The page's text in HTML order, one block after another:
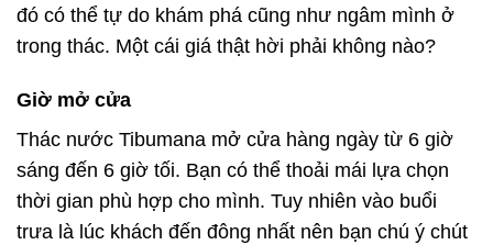
đó có thể tự do khám phá cũng như ngâm mình ở
trong thác. Một cái giá thật hời phải không nào?
Giờ mở cửa
Thác nước Tibumana mở cửa hàng ngày từ 6 giờ
sáng đến 6 giờ tối. Bạn có thể thoải mái lựa chọn
thời gian phù hợp cho mình. Tuy nhiên vào buổi
trưa là lúc khách đến đông nhất nên bạn chú ý chút